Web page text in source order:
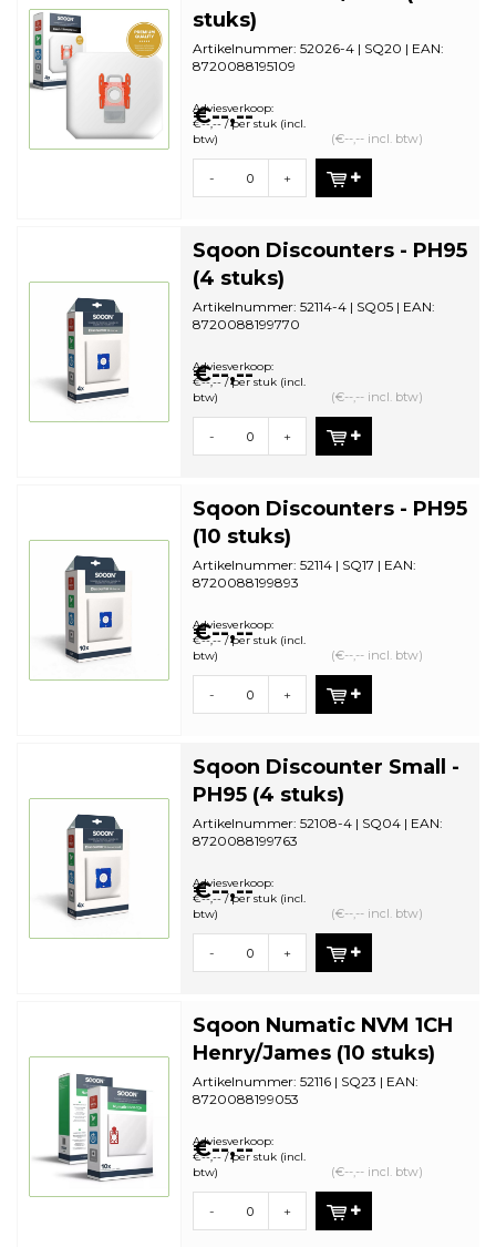
stuks)
Artikelnummer: 52026-4 | SQ20 | EAN:
8720088195109
bestelhoeveelhei...
€--,--
Adviesverkoop:
€--,-- / per stuk (incl.
btw)
(€--,-- incl. btw)
- +
Sqoon Discounters - PH95
(4 stuks)
Artikelnummer: 52114-4 | SQ05 | EAN:
8720088199770
bestelhoeveelheid...
€--,--
Adviesverkoop:
€--,-- / per stuk (incl.
btw)
(€--,-- incl. btw)
- +
Sqoon Discounters - PH95
(10 stuks)
Artikelnummer: 52114 | SQ17 | EAN:
8720088199893
bestelhoeveelheid:...
€--,--
Adviesverkoop:
€--,-- / per stuk (incl.
btw)
(€--,-- incl. btw)
- +
Sqoon Discounter Small -
PH95 (4 stuks)
Artikelnummer: 52108-4 | SQ04 | EAN:
8720088199763
bestelhoeveelhei...
€--,--
Adviesverkoop:
€--,-- / per stuk (incl.
btw)
(€--,-- incl. btw)
- +
Sqoon Numatic NVM 1CH
Henry/James (10 stuks)
Artikelnummer: 52116 | SQ23 | EAN:
8720088199053
bestelhoeveelheid:...
€--,--
Adviesverkoop:
€--,-- / per stuk (incl.
btw)
(€--,-- incl. btw)
- +